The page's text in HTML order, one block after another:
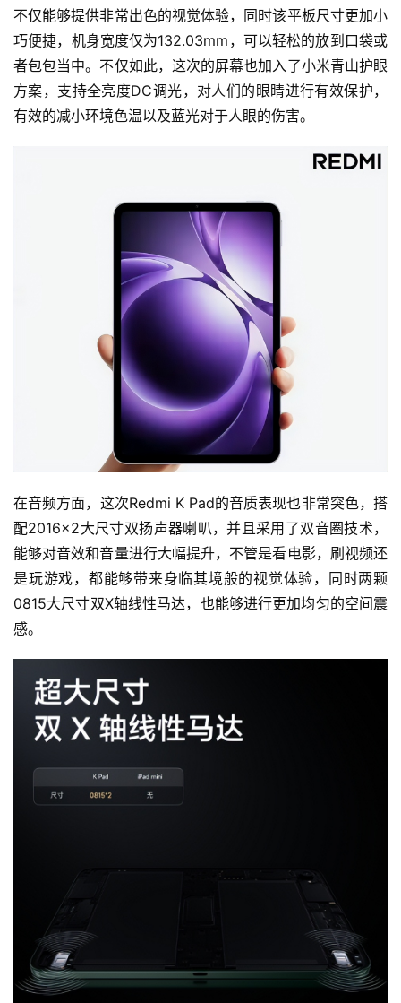
不仅能够提供非常出色的视觉体验，同时该平板尺寸更加小
巧便捷，机身宽度仅为132.03mm，可以轻松的放到口袋或
者包包当中。不仅如此，这次的屏幕也加入了小米青山护眼
方案，支持全亮度DC调光，对人们的眼睛进行有效保护，
有效的减小环境色温以及蓝光对于人眼的伤害。
在音频方面，这次Redmi K Pad的音质表现也非常突色，搭
配2016×2大尺寸双扬声器喇叭，并且采用了双音圈技术，
能够对音效和音量进行大幅提升，不管是看电影，刷视频还
是玩游戏，都能够带来身临其境般的视觉体验，同时两颗
0815大尺寸双X轴线性马达，也能够进行更加均匀的空间震
感。